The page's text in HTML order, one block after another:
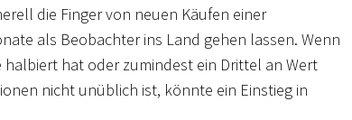
die Finger von neuen Käufen einer
als Beobachter ins Land gehen lassen. Wenn
hat oder zumindest ein Drittel an Wert
nicht unüblich ist, könnte ein Einstieg in